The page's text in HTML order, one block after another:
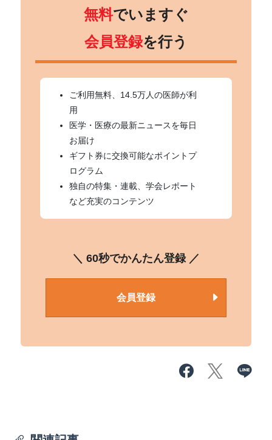
無料でいますぐ
会員登録を行う
ご利用無料、14.5万人の医師が利
用
医学・医療の最新ニュースを毎日
お届け
ギフト券に交換可能なポイントプ
ログラム
独自の特集・連載、学会レポート
など充実のコンテンツ
＼ 60秒でかんたん登録 ／
会員登録